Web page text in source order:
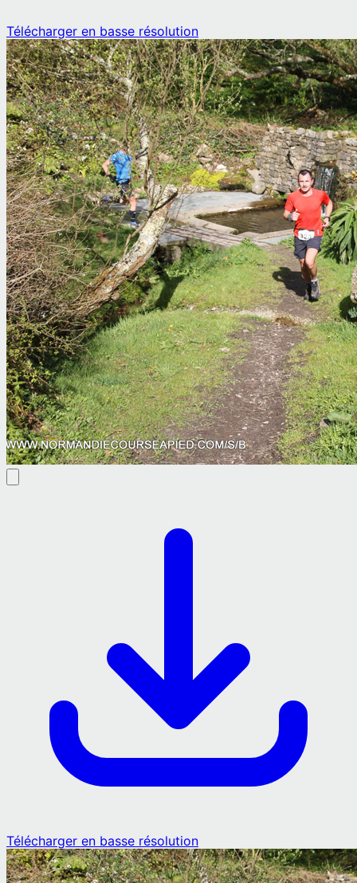
Télécharger en basse résolution
Télécharger en basse résolution